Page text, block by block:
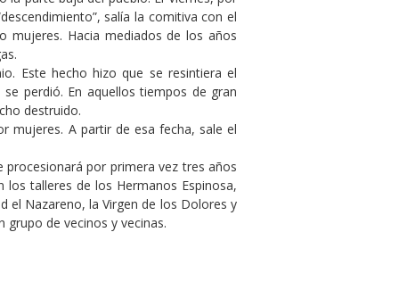
salía la comitiva con el
mujeres. Hacia mediados de los años
Este hecho hizo que se resintiera el
perdió. En aquellos tiempos de gran
destruido.
mujeres. A partir de esa fecha, sale el
por primera vez tres años
talleres de los Hermanos Espinosa,
el Nazareno, la Virgen de los Dolores y
de vecinos y vecinas.